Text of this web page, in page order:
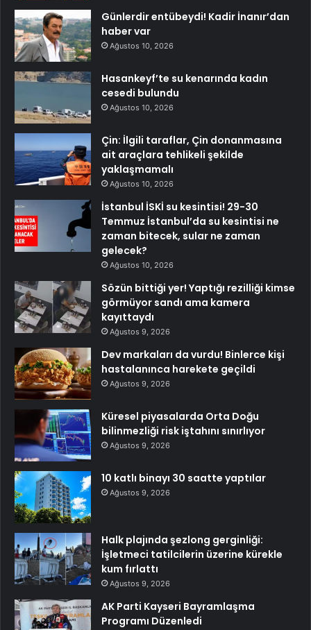
Günlerdir entübeydi! Kadir İnanır’dan
haber var
Ağustos 10, 2026
Hasankeyf’te su kenarında kadın
cesedi bulundu
Ağustos 10, 2026
Çin: İlgili taraflar, Çin donanmasına
ait araçlara tehlikeli şekilde
yaklaşmamalı
Ağustos 10, 2026
İstanbul İSKİ su kesintisi! 29-30
Temmuz İstanbul’da su kesintisi ne
zaman bitecek, sular ne zaman
gelecek?
Ağustos 10, 2026
Sözün bittiği yer! Yaptığı rezilliği kimse
görmüyor sandı ama kamera
kayıttaydı
Ağustos 9, 2026
Dev markaları da vurdu! Binlerce kişi
hastalanınca harekete geçildi
Ağustos 9, 2026
Küresel piyasalarda Orta Doğu
bilinmezliği risk iştahını sınırlıyor
Ağustos 9, 2026
10 katlı binayı 30 saatte yaptılar
Ağustos 9, 2026
Halk plajında şezlong gerginliği:
İşletmeci tatilcilerin üzerine kürekle
kum fırlattı
Ağustos 9, 2026
AK Parti Kayseri Bayramlaşma
Programı Düzenledi